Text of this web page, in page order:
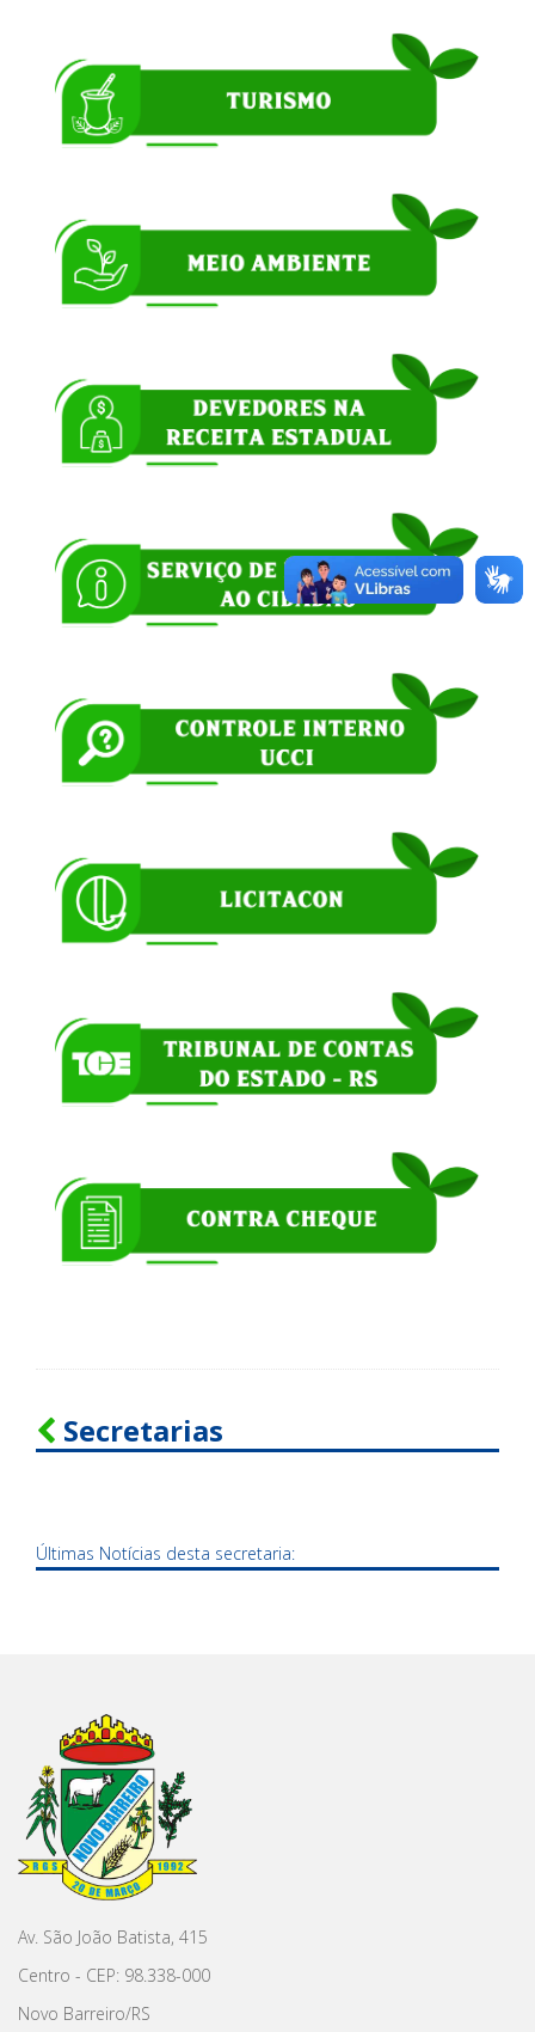
Secretarias
Últimas Notícias desta secretaria:
Av. São João Batista, 415
Centro - CEP: 98.338-000
Novo Barreiro/RS